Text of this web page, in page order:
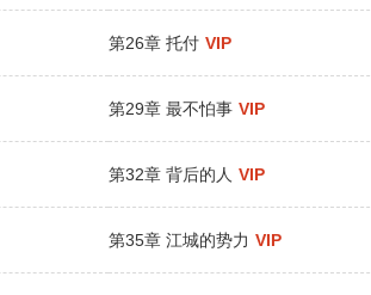
第26章 托付 VIP
第29章 最不怕事 VIP
第32章 背后的人 VIP
第35章 江城的势力 VIP